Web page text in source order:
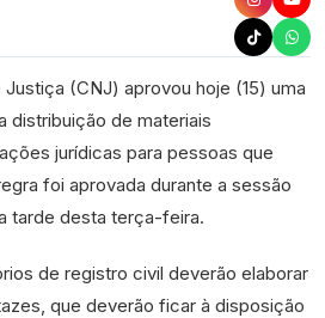
(CNJ) aprovou hoje (15) uma
distribuição de materiais
jurídicas para pessoas que
foi aprovada durante a sessão
tarde desta terça-feira.
de registro civil deverão elaborar
que deverão ficar à disposição